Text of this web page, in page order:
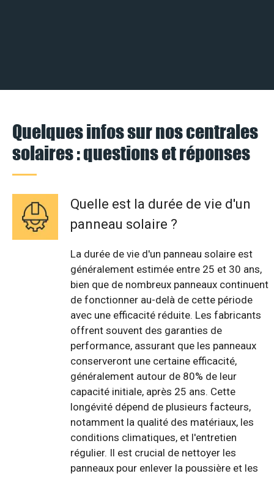
Quelques infos sur nos centrales
solaires : questions et réponses
Quelle est la durée de vie d'un
panneau solaire ?
La durée de vie d'un panneau solaire est
généralement estimée entre 25 et 30 ans,
bien que de nombreux panneaux continuent
de fonctionner au-delà de cette période
avec une efficacité réduite. Les fabricants
offrent souvent des garanties de
performance, assurant que les panneaux
conserveront une certaine efficacité,
généralement autour de 80% de leur
capacité initiale, après 25 ans. Cette
longévité dépend de plusieurs facteurs,
notamment la qualité des matériaux, les
conditions climatiques, et l'entretien
régulier. Il est crucial de nettoyer les
panneaux pour enlever la poussière et les